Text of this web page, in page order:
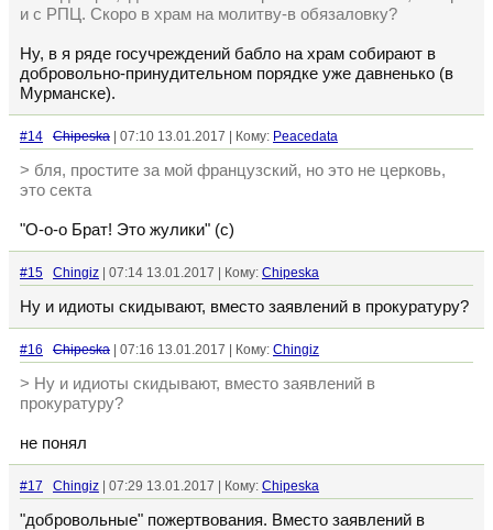
и с РПЦ. Скоро в храм на молитву-в обязаловку?
Ну, в я ряде госучреждений бабло на храм собирают в
добровольно-принудительном порядке уже давненько (в
Мурманске).
#14 Chipeska | 07:10 13.01.2017 | Кому: Peacedata
> бля, простите за мой французский, но это не церковь,
это секта
"О-о-о Брат! Это жулики" (с)
#15 Chingiz | 07:14 13.01.2017 | Кому: Chipeska
Ну и идиоты скидывают, вместо заявлений в прокуратуру?
#16 Chipeska | 07:16 13.01.2017 | Кому: Chingiz
> Ну и идиоты скидывают, вместо заявлений в
прокуратуру?
не понял
#17 Chingiz | 07:29 13.01.2017 | Кому: Chipeska
"добровольные" пожертвования. Вместо заявлений в